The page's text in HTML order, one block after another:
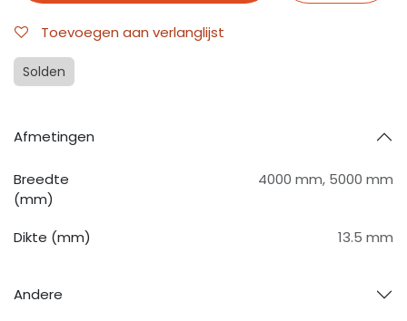
Toevoegen aan verlanglijst
Solden
Afmetingen
Breedte
(mm)
4000 mm, 5000 mm
Dikte (mm) 13.5 mm
Andere